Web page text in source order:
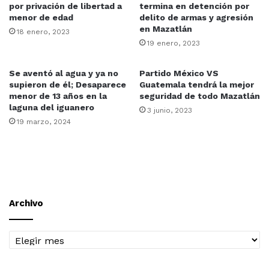
por privación de libertad a
menor de edad
18 enero, 2023
termina en detención por
delito de armas y agresión
en Mazatlán
19 enero, 2023
Se aventó al agua y ya no
supieron de él; Desaparece
menor de 13 años en la
laguna del iguanero
19 marzo, 2024
Partido México VS
Guatemala tendrá la mejor
seguridad de todo Mazatlán
3 junio, 2023
Archivo
Archivo